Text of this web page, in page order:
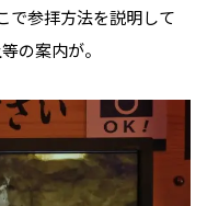
で参拝方法を説明して
の案内が。